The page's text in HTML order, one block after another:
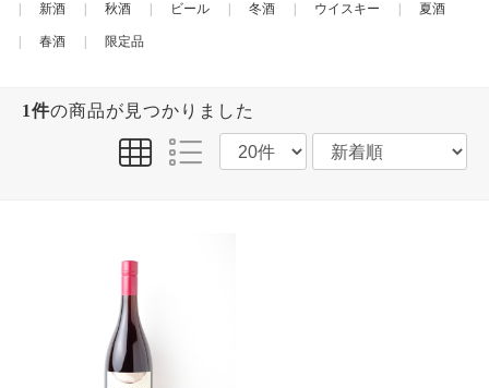
新酒 秋酒 ビール 冬酒 ウイスキー 夏酒
春酒 限定品
1件の商品が見つかりました